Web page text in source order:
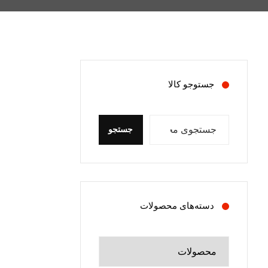
جستوجو کالا
جستجو
دسته‌های محصولات